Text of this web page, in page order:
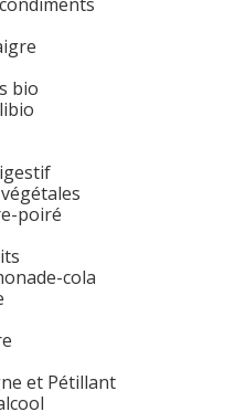
bio
poiré
cola
et Pétillant